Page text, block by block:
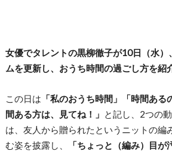
女優でタレントの黒柳徹子が10日（水）
ムを更新し、おうち時間の過ごし方を紹
この日は 「私のおうち時間」「時間あ
間ある方は、見てね！」
と記し、2つの
は、友人から贈られたというニットの編
む姿を披露し、
「ちょっと（編み）目